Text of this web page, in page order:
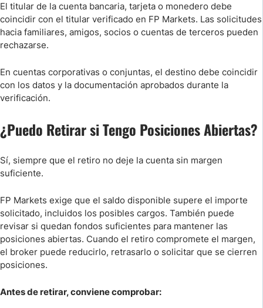
El titular de la cuenta bancaria, tarjeta o monedero debe
coincidir con el titular verificado en FP Markets. Las solicitudes
hacia familiares, amigos, socios o cuentas de terceros pueden
rechazarse.
En cuentas corporativas o conjuntas, el destino debe coincidir
con los datos y la documentación aprobados durante la
verificación.
¿Puedo Retirar si Tengo Posiciones Abiertas?
Sí, siempre que el retiro no deje la cuenta sin margen
suficiente.
FP Markets exige que el saldo disponible supere el importe
solicitado, incluidos los posibles cargos. También puede
revisar si quedan fondos suficientes para mantener las
posiciones abiertas. Cuando el retiro compromete el margen,
el broker puede reducirlo, retrasarlo o solicitar que se cierren
posiciones.
Antes de retirar, conviene comprobar: